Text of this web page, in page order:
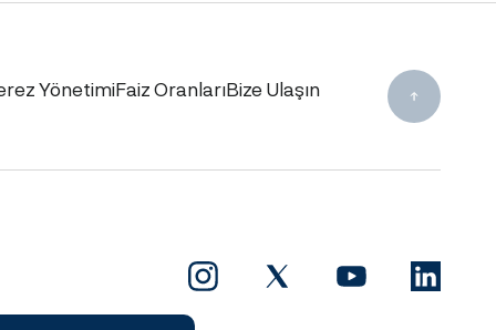
YönetimiFaiz OranlarıBize Ulaşın